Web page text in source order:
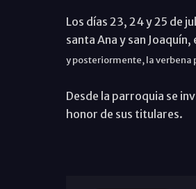
Los días 23, 24 y 25 de
santa Ana y san
y posteriormente, la verbena
Desde la parroquia se
honor de sus titulares.